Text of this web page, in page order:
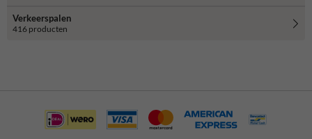
Verkeerspalen
416 producten